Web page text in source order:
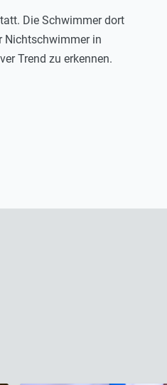
Die Schwimmer dort
Nichtschwimmer in
Trend zu erkennen.